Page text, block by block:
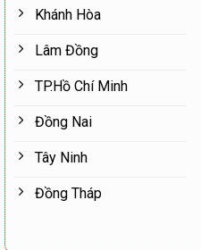
Khánh Hòa
Lâm Đồng
TP.Hồ Chí Minh
Đồng Nai
Tây Ninh
Đồng Tháp